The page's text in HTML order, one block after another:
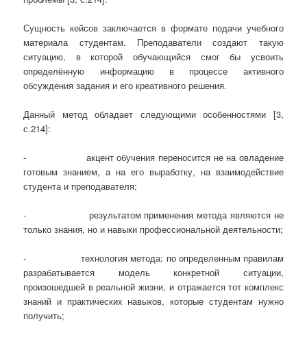
Сущность кейсов заключается в формате подачи учебного
материала студентам. Преподаватели создают такую
ситуацию, в которой обучающийся смог бы усвоить
определённую информацию в процессе активного
обсуждения задания и его креативного решения.
Данный метод обладает следующими особенностями [3,
с.214]:
- акцент обучения переносится не на овладение
готовым знанием, а на его выработку, на взаимодействие
студента и преподавателя;
- результатом применения метода являются не
только знания, но и навыки профессиональной деятельности;
- технология метода: по определенным правилам
разрабатывается модель конкретной ситуации,
произошедшей в реальной жизни, и отражается тот комплекс
знаний и практических навыков, которые студентам нужно
получить;